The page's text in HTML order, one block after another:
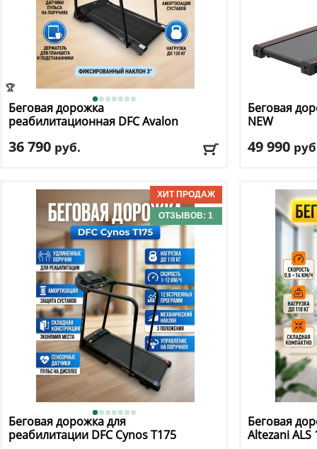
🏆
Беговая дорожка
реабилитационная DFCAvalon
36 790 руб.
Макс. вес: 128 кг
Скорость: 10 км/ч
Мощность двигателя: 1 л.с.
Регулировка угла наклона: нет
Доставка:БЕСПЛАТНО, 2-3 дня
Беговая
NEW
49 990
Макс. вес: 130
Скорость: от
Мощность
Регулировка
Доставка:
ОТЗЫВОВ: 1
Беговая дорожка для
реабилитации DFCCynos T175
Беговая
AltezaniALS